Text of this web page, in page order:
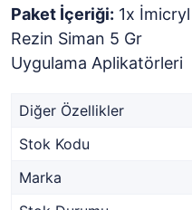
Paket İçeriği: 1x
Rezin Siman 5 Gr
Uygulama Aplikatörleri
Diğer Özellikler
Stok Kodu
Marka